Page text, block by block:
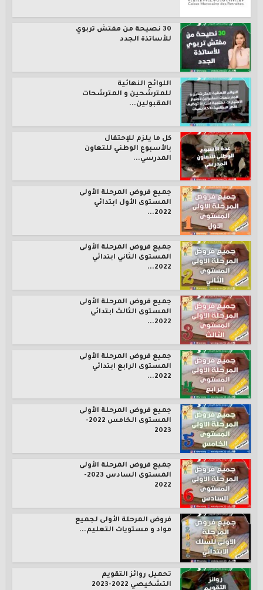
30 نصيحة من مفتش تربوي
للأساتذة الجدد
اللوائح النهائية
للمترشحين و المترشحات
المقبولين...
كل ما يلزم للإحتفال
بالأسبوع الوطني للتعاون
المدرسي...
جميع فروض المرحلة الأولى
المستوى الأول ابتدائي
2022...
جميع فروض المرحلة الأولى
المستوى الثاني ابتدائي
2022...
جميع فروض المرحلة الأولى
المستوى الثالث ابتدائي
2022...
جميع فروض المرحلة الأولى
المستوى الرابع ابتدائي
2022...
جميع فروض المرحلة الأولى
المستوى الخامس 2022-
2023
جميع فروض المرحلة الأولى
المستوى السادس 2023-
2022
فروض المرحلة الأولى لجميع
مواد و مستويات التعليم...
تحميل روائز التقويم
التشخيصي 2022-2023